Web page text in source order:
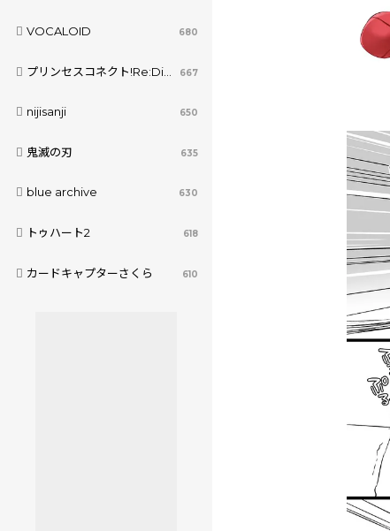
VOCALOID 680
プリンセスコネクト!Re:Dive 667
nijisanji 650
鬼滅の刃 635
blue archive 630
トゥハート2 618
カードキャプターさくら 610